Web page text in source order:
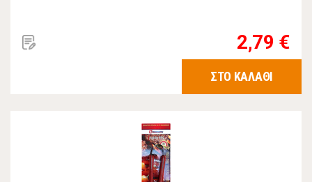
2,79 €
ΣΤΟ ΚΑΛΑΘΙ